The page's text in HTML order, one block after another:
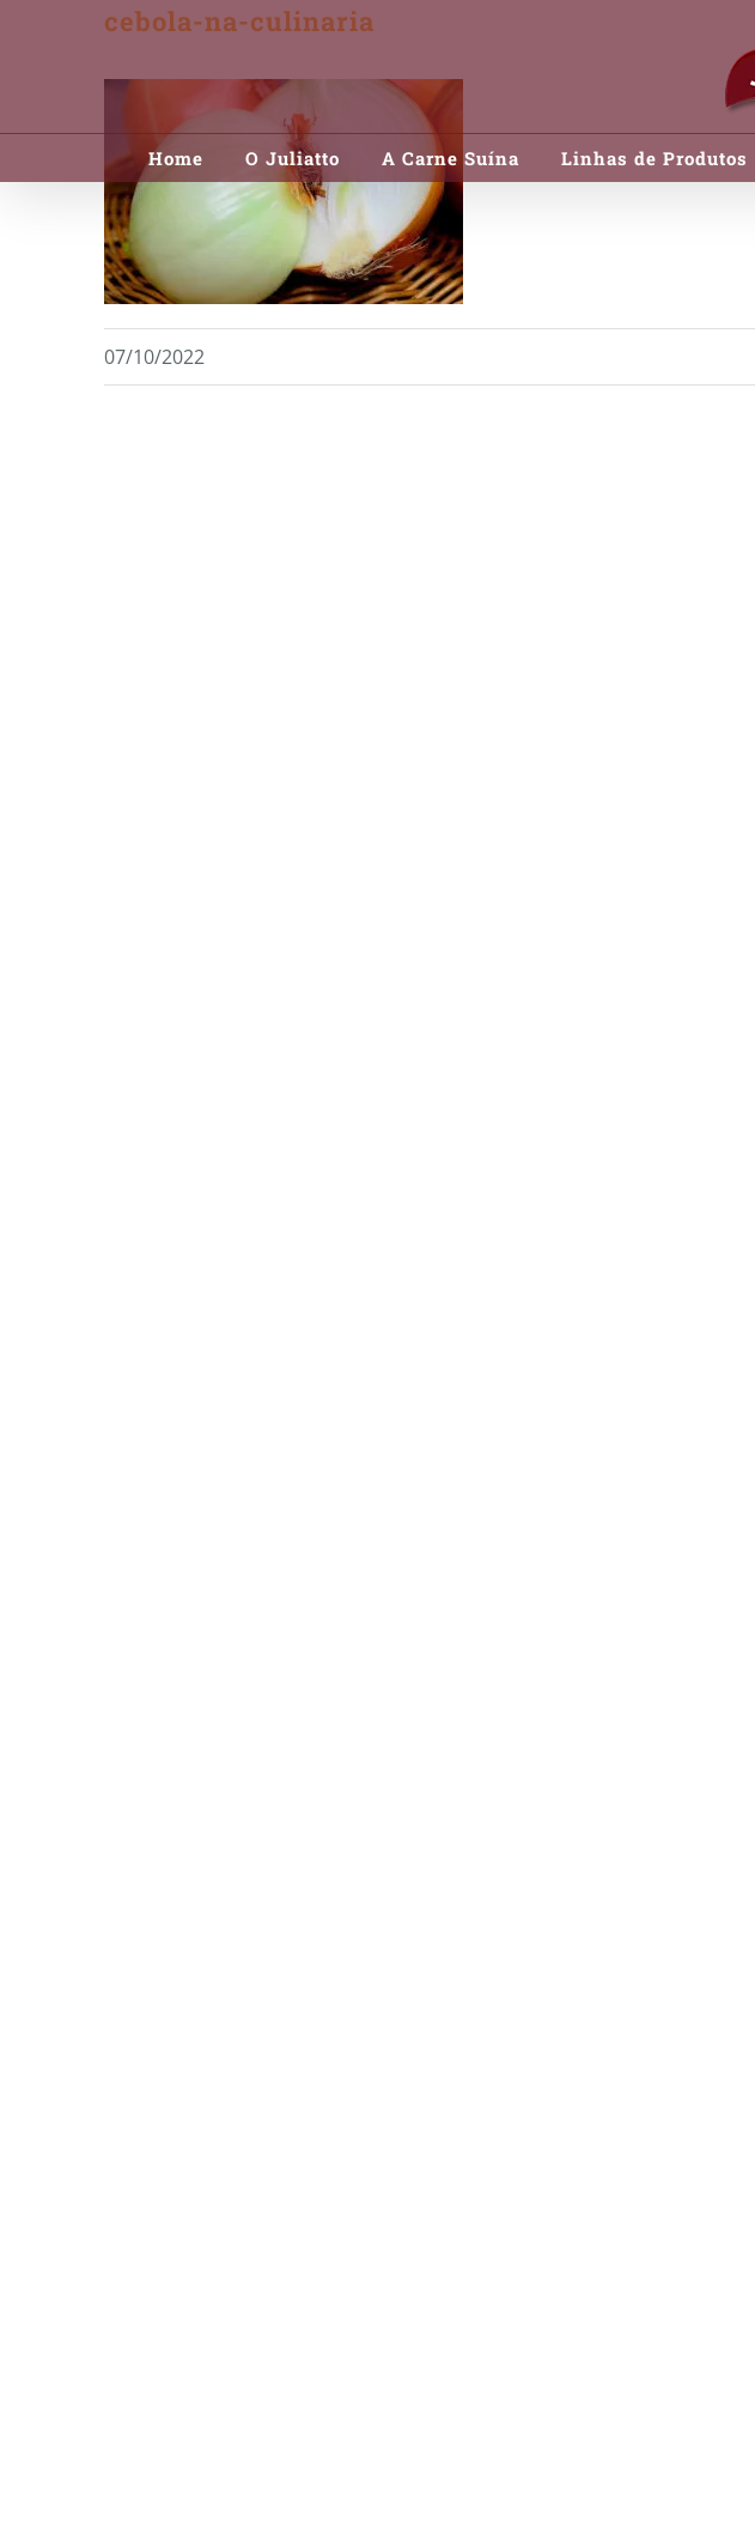
Home O Juliatto A Carne Suína Linhas de Produtos
cebola-na-culinaria
07/10/2022